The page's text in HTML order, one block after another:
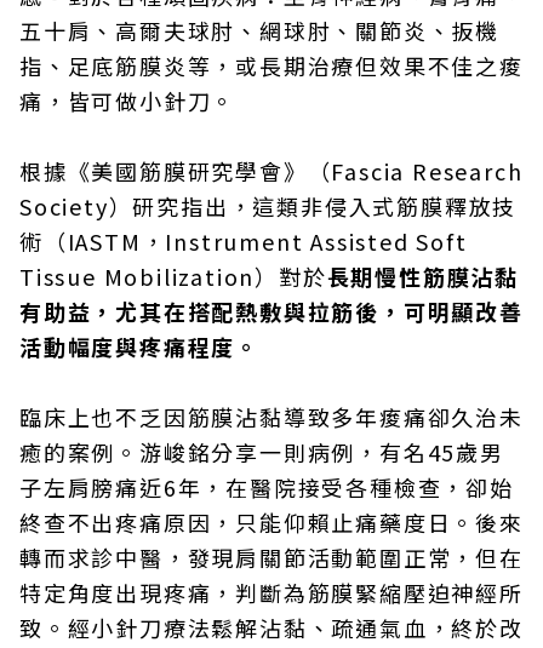
五十肩、高爾夫球肘、網球肘、關節炎、扳機
指、足底筋膜炎等，或長期治療但效果不佳之痠
痛，皆可做小針刀。
根據《美國筋膜研究學會》（Fascia Research
Society）研究指出，這類非侵入式筋膜釋放技
術（IASTM，Instrument Assisted Soft
Tissue Mobilization）對於長期慢性筋膜沾黏
有助益，尤其在搭配熱敷與拉筋後，可明顯改善
活動幅度與疼痛程度。
臨床上也不乏因筋膜沾黏導致多年痠痛卻久治未
癒的案例。游峻銘分享一則病例，有名45歲男
子左肩膀痛近6年，在醫院接受各種檢查，卻始
終查不出疼痛原因，只能仰賴止痛藥度日。後來
轉而求診中醫，發現肩關節活動範圍正常，但在
特定角度出現疼痛，判斷為筋膜緊縮壓迫神經所
致。經小針刀療法鬆解沾黏、疏通氣血，終於改